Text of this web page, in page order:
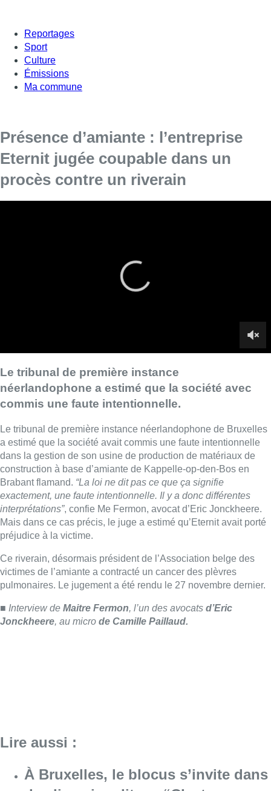
Reportages
Sport
Culture
Émissions
Ma commune
Présence d’amiante : l’entreprise
Eternit jugée coupable dans un
procès contre un riverain
Le tribunal de première instance néerlandophone de Bruxelles
a estimé que la société avait commis une faute intentionnelle
dans la gestion de son usine de production de matériaux de
exactement, une faute intentionnelle. Il y a donc différentes
, confie Me Fermon, avocat d’Eric Jonckheere.
préjudice à la victime.
Ce riverain, désormais président de l’Association belge des
victimes de l’amiante a contracté un cancer des plèvres
pulmonaires. Le jugement a été rendu le 27 novembre dernier.
■ Interview deMaitre Fermon, l’un des avocatsd’Eric
Jonckheere, au micro de Camille Paillaud.
Lire aussi :
À Bruxelles, le blocus s’invite dans
des lieux insolites : “C’est